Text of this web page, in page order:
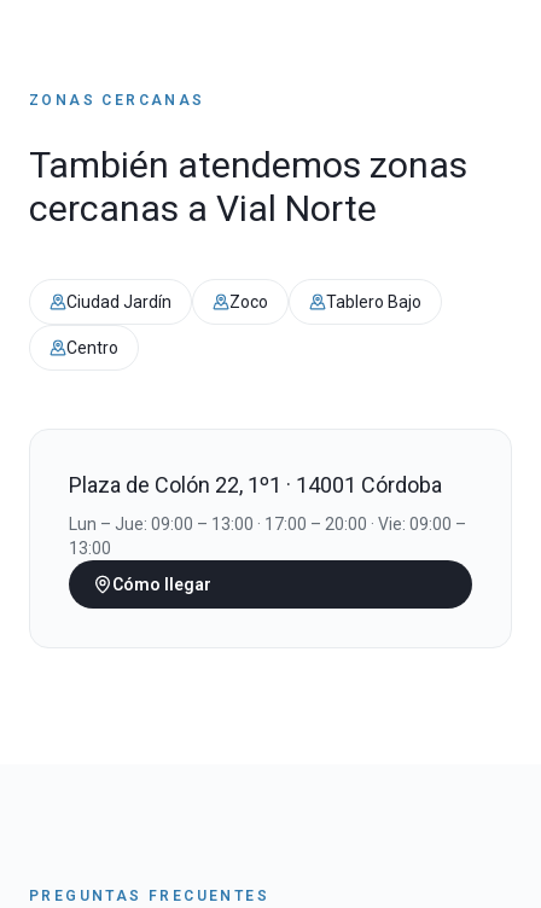
ZONAS CERCANAS
También atendemos zonas
cercanas a Vial Norte
Ciudad Jardín Zoco Tablero Bajo
Centro
Plaza de Colón 22, 1º1 · 14001 Córdoba
Lun – Jue: 09:00 – 13:00 · 17:00 – 20:00 · Vie: 09:00 –
13:00
Cómo llegar
PREGUNTAS FRECUENTES